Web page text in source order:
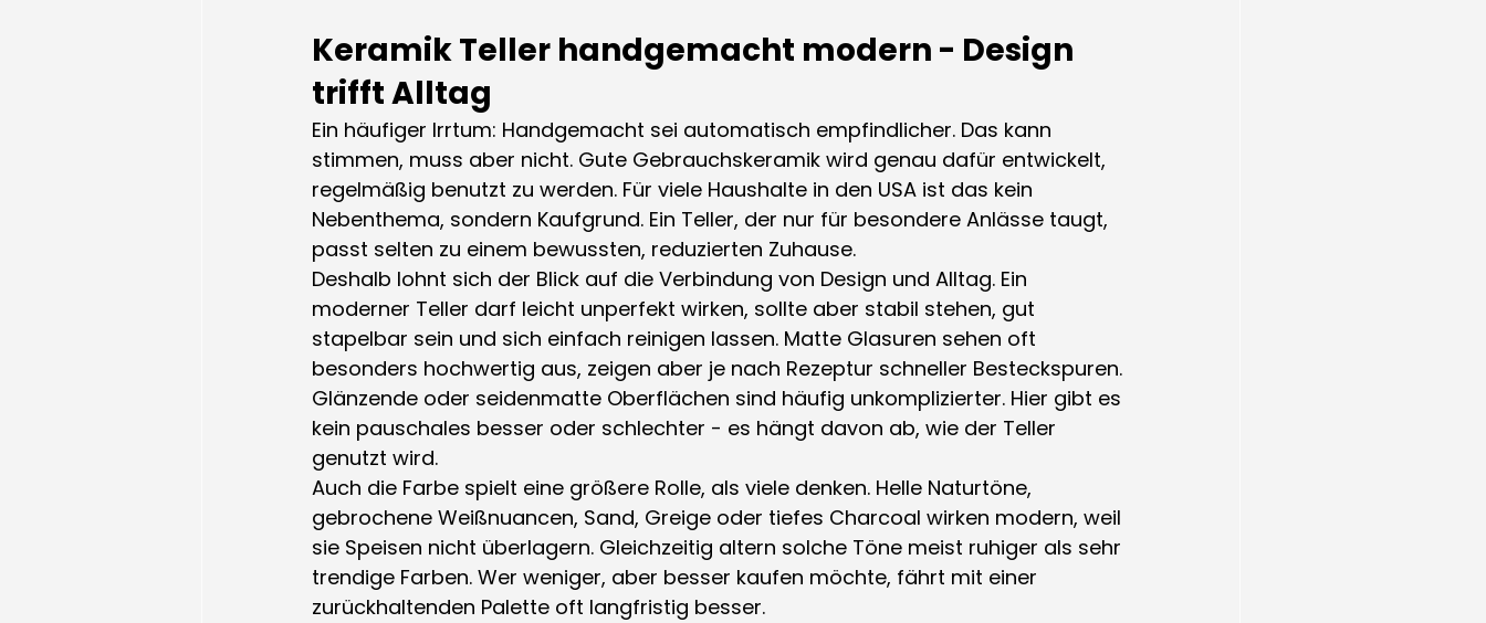
Keramik Teller handgemacht modern - Design
trifft Alltag
Ein häufiger Irrtum: Handgemacht sei automatisch empfindlicher. Das kann
stimmen, muss aber nicht. Gute Gebrauchskeramik wird genau dafür entwickelt,
regelmäßig benutzt zu werden. Für viele Haushalte in den USA ist das kein
Nebenthema, sondern Kaufgrund. Ein Teller, der nur für besondere Anlässe taugt,
passt selten zu einem bewussten, reduzierten Zuhause.
Deshalb lohnt sich der Blick auf die Verbindung von Design und Alltag. Ein
moderner Teller darf leicht unperfekt wirken, sollte aber stabil stehen, gut
stapelbar sein und sich einfach reinigen lassen. Matte Glasuren sehen oft
besonders hochwertig aus, zeigen aber je nach Rezeptur schneller Besteckspuren.
Glänzende oder seidenmatte Oberflächen sind häufig unkomplizierter. Hier gibt es
kein pauschales besser oder schlechter - es hängt davon ab, wie der Teller
genutzt wird.
Auch die Farbe spielt eine größere Rolle, als viele denken. Helle Naturtöne,
gebrochene Weißnuancen, Sand, Greige oder tiefes Charcoal wirken modern, weil
sie Speisen nicht überlagern. Gleichzeitig altern solche Töne meist ruhiger als sehr
trendige Farben. Wer weniger, aber besser kaufen möchte, fährt mit einer
zurückhaltenden Palette oft langfristig besser.